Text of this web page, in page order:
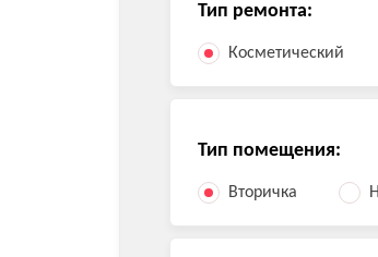
Тип ремонта:
Косметический
Тип помещения:
Вторичка